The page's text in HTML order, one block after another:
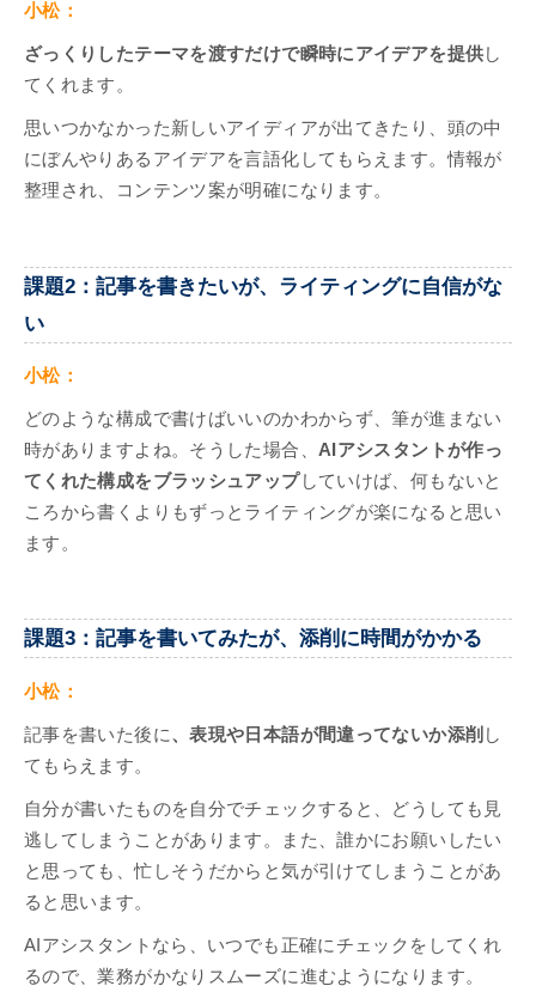
小松：
ざっくりしたテーマを渡すだけで瞬時にアイデアを提供し
てくれます。
思いつかなかった新しいアイディアが出てきたり、頭の中
にぼんやりあるアイデアを言語化してもらえます。情報が
整理され、コンテンツ案が明確になります。
課題2：記事を書きたいが、ライティングに自信がな
い
小松：
どのような構成で書けばいいのかわからず、筆が進まない
時がありますよね。そうした場合、 AIアシスタントが作っ
てくれた構成をブラッシュアップしていけば、何もないと
ころから書くよりもずっとライティングが楽になると思い
ます。
課題3：記事を書いてみたが、添削に時間がかかる
小松：
記事を書いた後に、表現や日本語が間違ってないか添削 し
てもらえます。
自分が書いたものを自分でチェックすると、どうしても見
逃してしまうことがあります。また、誰かにお願いしたい
と思っても、忙しそうだからと気が引けてしまうことがあ
ると思います。
AIアシスタントなら、いつでも正確にチェックをしてくれ
るので、業務がかなりスムーズに進むようになります。